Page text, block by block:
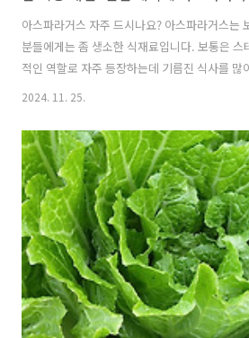
아스파라거스 자주 드시나요? 아스파라거스는
분들에게는 좀 생소한 식재료입니다. 보통은 스
적인 역할로 자주 등장하는데 기름진 식사를 많
을 알게 모르게 지켜주고 있다고 합니다. 아스파
불리는데 간의 회복을 돕고 간의 해독작용을 돕
스에는 콩나물의 10배가 넘는 아스파라긴산이
올을 분해할 때 그 진가를 발휘합니다. 즉 아스
간을 쉬게 하고 건강하게 하는 효능이 있습니다
는 천연 해독제나 마찬가지인 것입니다. 2. 혈
하게 먹으면 호모시스테인..
2024. 11. 25.